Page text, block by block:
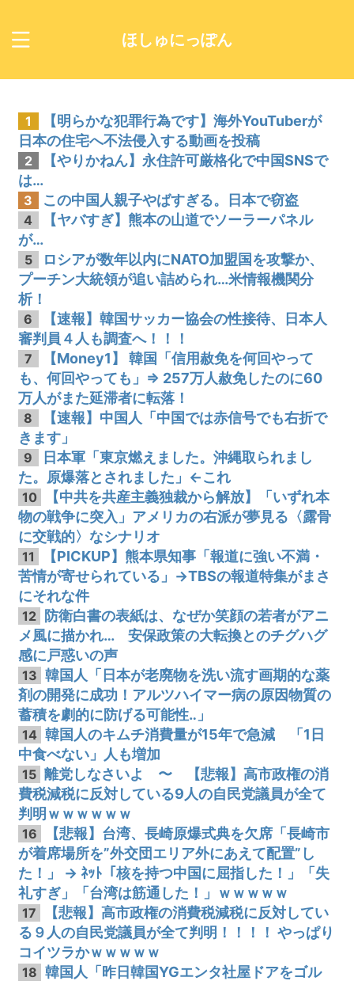
ほしゅにっぽん
1
【明らかな犯罪行為です】海外YouTuberが
日本の住宅へ不法侵入する動画を投稿
2
【やりかねん】永住許可厳格化で中国SNSで
は…
3 この中国人親子やばすぎる。日本で窃盗
4
【ヤバすぎ】熊本の山道でソーラーパネル
が…
5
ロシアが数年以内にNATO加盟国を攻撃か、
プーチン大統領が追い詰められ…米情報機関分
析！
6
【速報】韓国サッカー協会の性接待、日本人
審判員４人も調査へ！！！
7
【Money1】 韓国「信用赦免を何回やって
も、何回やっても」⇒ 257万人赦免したのに60
万人がまた延滞者に転落！
8
【速報】中国人「中国では赤信号でも右折で
きます」
9
日本軍「東京燃えました。沖縄取られまし
た。原爆落とされました」←これ
10
【中共を共産主義独裁から解放】「いずれ本
物の戦争に突入」アメリカの右派が夢見る〈露骨
に交戦的〉なシナリオ
11
【PICKUP】熊本県知事「報道に強い不満・
苦情が寄せられている」→TBSの報道特集がまさ
にそれな件
12
防衛白書の表紙は、なぜか笑顔の若者がアニ
メ風に描かれ… 安保政策の大転換とのチグハグ
感に戸惑いの声
13 韓国人「日本が老廃物を洗い流す画期的な薬
剤の開発に成功！アルツハイマー病の原因物質の
蓄積を劇的に防げる可能性‥」
14 韓国人のキムチ消費量が15年で急減 「1日
中食べない」人も増加
15 離党しなさいよ 〜 【悲報】高市政権の消
費税減税に反対している9人の自民党議員が全て
判明ｗｗｗｗｗｗ
16
【悲報】台湾、長崎原爆式典を欠席「長崎市
が着席場所を”外交団エリア外にあえて配置”し
た！」 → ﾈｯﾄ「核を持つ中国に屈指した！」「失
礼すぎ」「台湾は筋通した！」ｗｗｗｗｗ
17
【悲報】高市政権の消費税減税に反対してい
る９人の自民党議員が全て判明！！！！ やっぱり
コイツラかｗｗｗｗｗ
18 韓国人「昨日韓国YGエンタ社屋ドアをゴル